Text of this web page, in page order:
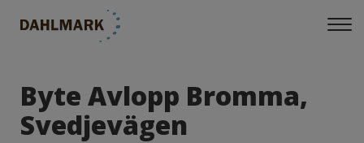
Byte Avlopp Bromma,
Svedjevägen